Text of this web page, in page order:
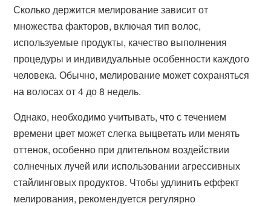
Сколько держится мелирование зависит от
множества факторов, включая тип волос,
используемые продукты, качество выполнения
процедуры и индивидуальные особенности каждого
человека. Обычно, мелирование может сохраняться
на волосах от 4 до 8 недель.
Однако, необходимо учитывать, что с течением
времени цвет может слегка выцветать или менять
оттенок, особенно при длительном воздействии
солнечных лучей или использовании агрессивных
стайлинговых продуктов. Чтобы удлинить еффект
мелирования, рекомендуется регулярно